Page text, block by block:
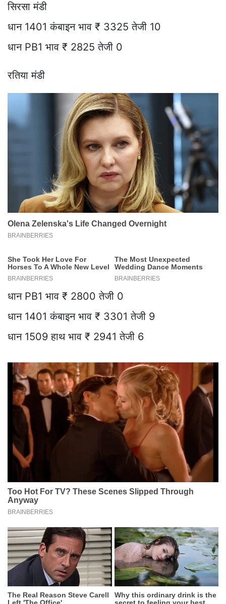
सिरसा मंडी
धान 1401 कंबाइन भाव ₹ 3325 तेजी 10
धान PB1 भाव ₹ 2825 तेजी 0
रतिया मंडी
धान PB1 भाव ₹ 2800 तेजी 0
धान 1401 कंबाइन भाव ₹ 3301 तेजी 9
धान 1509 हाथ भाव ₹ 2941 तेजी 6